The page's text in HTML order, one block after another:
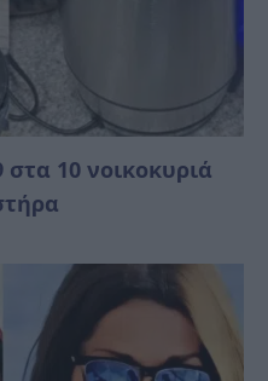
10 νοικοκυριά